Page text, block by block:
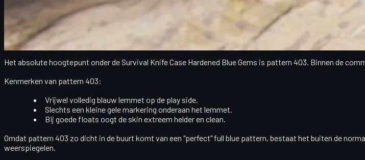
Bij de
Survival Knife Case Hardened zijn de Blue Gem patterns onderverdeeld in een duidelijke .
Beste Survival Knife Case Hardened Blue Gem pattern: 403
Het absolute hoogtepunt onder de Survival Knife Case Hardened Blue Gems is pattern 403. Binnen de
Kenmerken van pattern 403:
Vrijwel volledig blauw lemmet op de play side.
Slechts een kleine gele markering onderaan het lemmet.
Bij goede floats oogt de skin extreem helder en clean.
Omdat pattern 403 zo dicht in de buurt komt van een "perfect" full blue pattern, bestaat het buiten de
weerspiegelen.